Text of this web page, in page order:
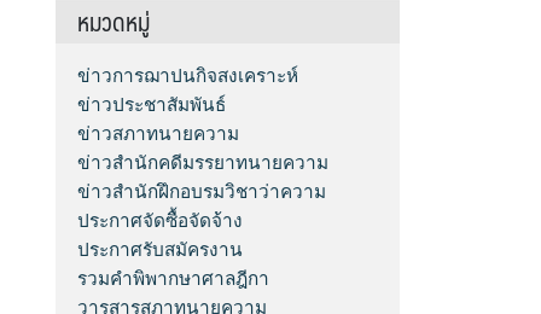
หมวดหมู่
ข่าวการฌาปนกิจสงเคราะห์
ข่าวประชาสัมพันธ์
ข่าวสภาทนายความ
ข่าวสำนักคดีมรรยาทนายความ
ข่าวสำนักฝึกอบรมวิชาว่าความ
ประกาศจัดซื้อจัดจ้าง
ประกาศรับสมัครงาน
รวมคำพิพากษาศาลฎีกา
วารสารสภาทนายความ